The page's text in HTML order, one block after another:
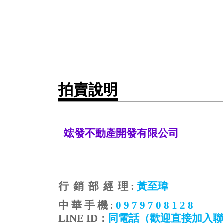
拍賣說明
竤發不動產開發有限公司
行 銷 部 經 理 : 黃至瑋
中 華 手 機 : 0 9 7 9 7 0 8 1 2 8
LINE ID ： 同電話（歡迎直接加入